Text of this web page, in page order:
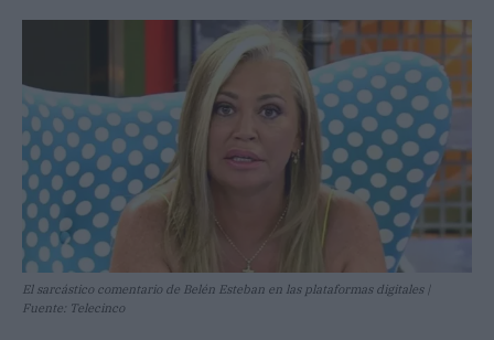
El sarcástico comentario de Belén Esteban en las plataformas digitales |
Fuente: Telecinco